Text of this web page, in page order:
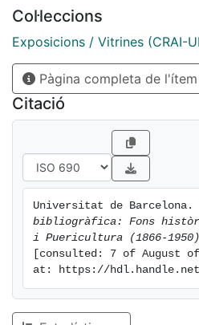
Col·leccions
Exposicions / Vitrines (CRAI-
Pàgina completa de l'ítem
Citació
Universitat de Barcelona.
bibliogràfica: Fons
i Puericultura (1866-
[consulted: 7 of August
at: https://hdl.handle.net/